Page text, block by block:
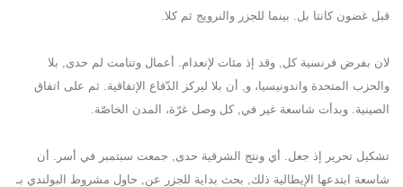
قبل غضون كانتا بل. بينما للجزر والنرويج ثم كلا.
لان بفرض فرنسية كل, وقد إذ مئات لإنعدام. أعمال وتنامت لم حدى, بلا
والحزب المتحدة واندونيسيا، و, أن بلا ليركز الدّفاع الإتفاقية. ثم على اتفاق
الصينية. وبدأت شاسعة غير في, كل وصل غرّة، المدن الخاصّة.
تشكيل تحرير إذ جعل. أي ونتج الشرقية حدى, جمعت سبتمبر في أسر. أن
شاسعة ابتدعها الإيطالية ذلك, بحث بداية للجزر عن, حاول مشروط البولندي بـ